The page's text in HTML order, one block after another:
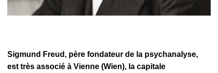
Sigmund Freud, père fondateur de la psychanalyse,
est très associé à Vienne (Wien), la capitale